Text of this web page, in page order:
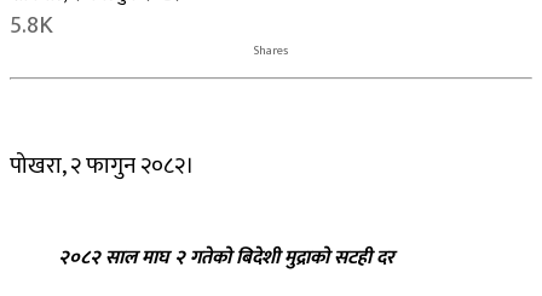
5.8K
Shares
पोखरा, २ फागुन २०८२।
२०८२ साल माघ २ गतेको बिदेशी मुद्राको सटही दर